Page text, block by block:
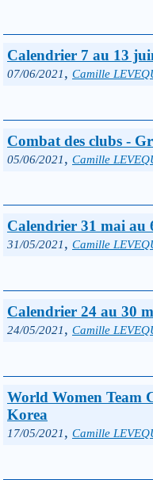
Calendrier 7 au 13
07/06/2021, Camille
Combat des clubs -
05/06/2021, Camille
Calendrier 31 mai au
31/05/2021, Camille
Calendrier 24 au 30
24/05/2021, Camille
World Women Team
Korea
17/05/2021, Camille